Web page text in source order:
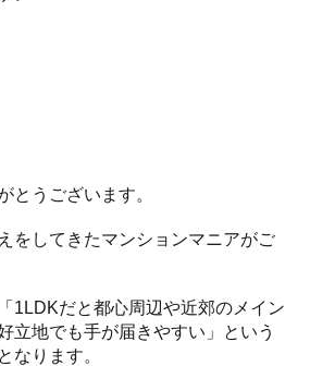
とうございます。
をしてきたマンションマニアがご
1LDKだと都心周辺や近郊のメイン
立地でも手が届きやすい」という
なります。